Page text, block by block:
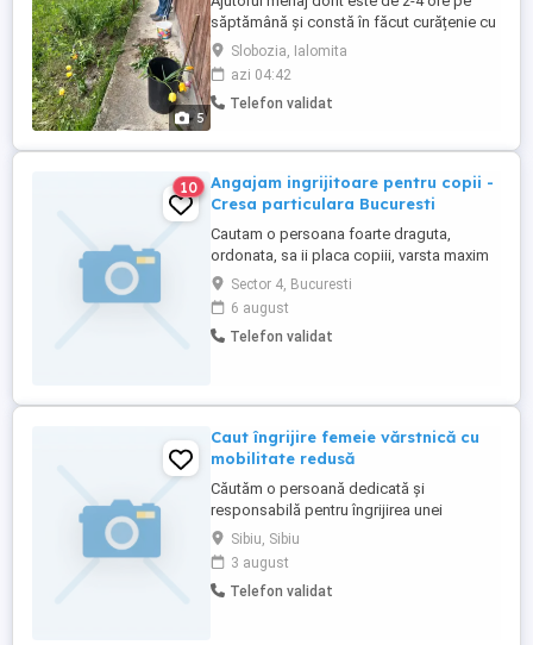
5
săptămână și constă în făcut curățenie cu
aspiratorul, călcat lenjeria, spălat
geamurile (interior și exterior), spălat
gresia și faianța, șters parchetul de praf,
șters mobila de praf. Plata pentru munca
zilnic, ...
Slobozia, Ialomita
azi 04:42
Telefon validat
10
Angajam ingrijitoare pentru copii -
Cresa particulara Bucuresti
Cautam o persoana foarte draguta,
ordonata, sa ii placa copiii, varsta maxim
50 ani! Se lucreaza in 2 ture, 06.00 -14.00 si
12.00 - 20.00, dimineata si dupa amiaza,
de luni pana vineri. Cresa se afla la Piata
Regina Maria, pe linia tramvaiului 32 sau
Sector 4, Bucuresti
6 august
Telefon validat
Caut îngrijire femeie vărstnică cu
mobilitate redusă
Căutăm o persoană dedicată și
responsabilă pentru îngrijirea unei
vârstnice cu mobilitate redusă în Avrig sau
Sibiu. Sarcinile includ asistarea la igiena
personală, administrarea tratamentului
conform indicațiilor, pregătirea meselor și
Sibiu, Sibiu
3 august
Telefon validat